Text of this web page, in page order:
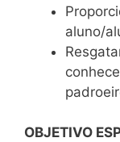
aluno/
OBJETIVO